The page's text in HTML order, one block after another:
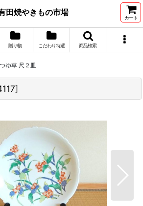
田焼やきもの市場
カート
贈り物 こだわり特選 商品検索
つゆ草 尺２皿
]